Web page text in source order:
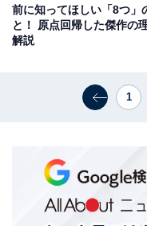
前に知ってほしい「8つ」
と！ 原点回帰した傑作の
解説
1